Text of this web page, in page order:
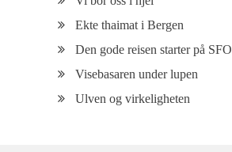
Ekte thaimat i Bergen
Den gode reisen starter på SFO
Visebasaren under lupen
Ulven og virkeligheten